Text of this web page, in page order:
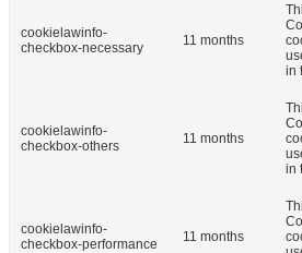
cookielawinfo-
checkbox-necessary
11 months
in
cookielawinfo-
checkbox-others
11 months
in
cookielawinfo-
checkbox-performance
11 months